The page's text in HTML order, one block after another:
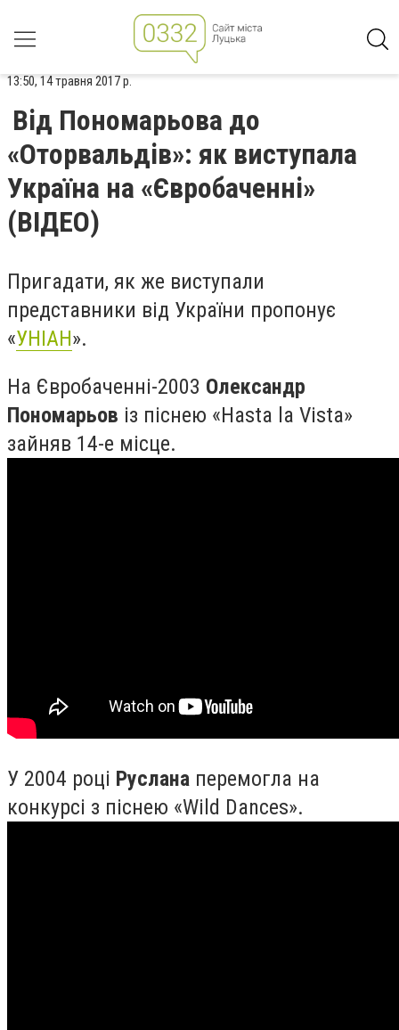
13:50, 14 травня 2017 р.
Від Пономарьова до
«Оторвальдів»: як виступала
Україна на «Євробаченні»
(ВІДЕО)
Пригадати, як же виступали
представники від України пропонує
«УНІАН».
На Євробаченні-2003 Олександр
Пономарьов із піснею «Hasta la Vista»
зайняв 14-е місце.
У 2004 році Руслана перемогла на
конкурсі з піснею «Wild Dances».